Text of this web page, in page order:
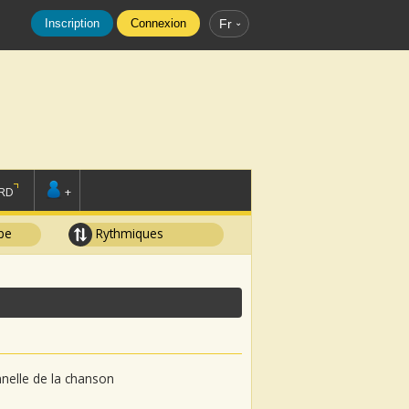
Inscription Connexion Fr
+
Rythmiques
de la chanson